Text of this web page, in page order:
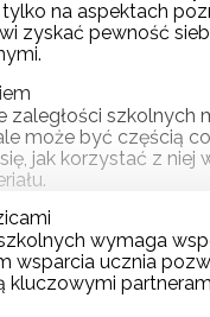
na aspektach
zyskać pewność
szkolnych
może być częścią
jak korzystać z niej
wymaga
wsparcia ucznia